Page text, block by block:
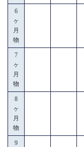
6
ヶ
月
物
7
ヶ
月
物
8
ヶ
月
物
9